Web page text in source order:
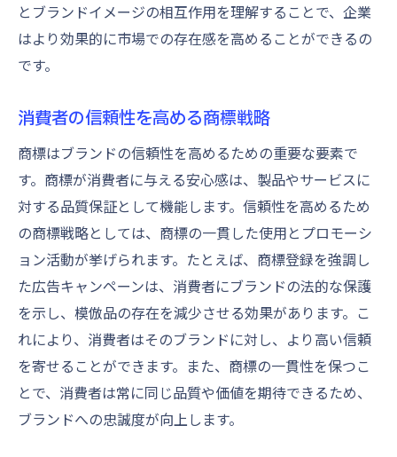
とブランドイメージの相互作用を理解することで、企業
はより効果的に市場での存在感を高めることができるの
です。
消費者の信頼性を高める商標戦略
商標はブランドの信頼性を高めるための重要な要素で
す。商標が消費者に与える安心感は、製品やサービスに
対する品質保証として機能します。信頼性を高めるため
の商標戦略としては、商標の一貫した使用とプロモーシ
ョン活動が挙げられます。たとえば、商標登録を強調し
た広告キャンペーンは、消費者にブランドの法的な保護
を示し、模倣品の存在を減少させる効果があります。こ
れにより、消費者はそのブランドに対し、より高い信頼
を寄せることができます。また、商標の一貫性を保つこ
とで、消費者は常に同じ品質や価値を期待できるため、
ブランドへの忠誠度が向上します。